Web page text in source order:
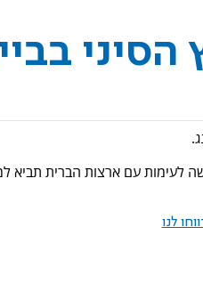
לעימות עם ארצות הברית תביא
לנו